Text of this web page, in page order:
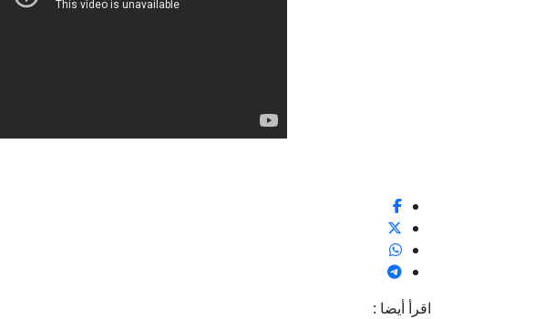
اقرأ أيضا :